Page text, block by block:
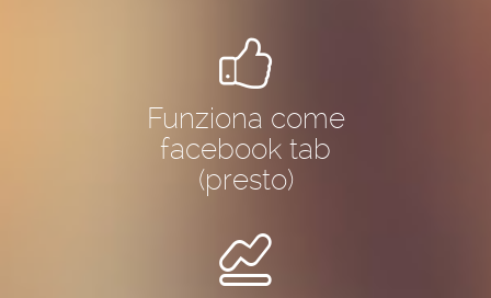
Funziona come
facebook tab
(presto)